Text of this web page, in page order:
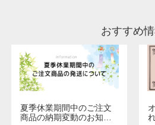
おすすめ
夏季休業期間中のご注文
商品の納期変動のお知ら